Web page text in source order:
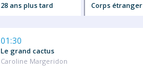
28 ans plus tard Corps étranger
01:30
Le grand cactus
Caroline Margeridon